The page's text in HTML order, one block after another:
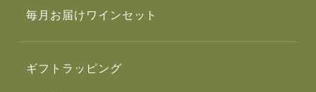
毎月お届けワインセット
ギフトラッピング